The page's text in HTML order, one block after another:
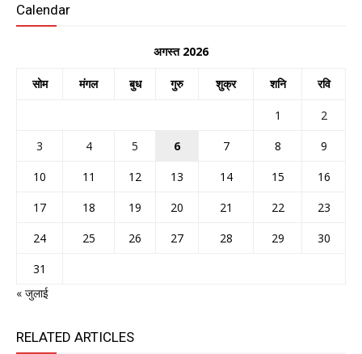
Calendar
अगस्त 2026
सोम मंगल बुध गुरु शुक्र शनि रवि
1
2
3
4 5 6 7 8
9
10
11 12 13 14 15
16
17
18 19 20 21 22
23
24
25 26 27 28 29
30
31
« जुलाई
RELATED ARTICLES